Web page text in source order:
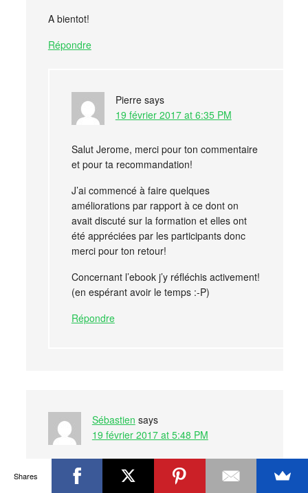
A bientot!
Répondre
Pierre says
19 février 2017 at 6:35 PM
Salut Jerome, merci pour ton commentaire
et pour ta recommandation!
J’ai commencé à faire quelques
améliorations par rapport à ce dont on
avait discuté sur la formation et elles ont
été appréciées par les participants donc
merci pour ton retour!
Concernant l’ebook j’y réfléchis activement!
(en espérant avoir le temps :-P)
Répondre
Sébastien says
19 février 2017 at 5:48 PM
L’un des blogs les plus sérieux que je connaisse
sur la façon d’agir et de se comporter pour
Shares